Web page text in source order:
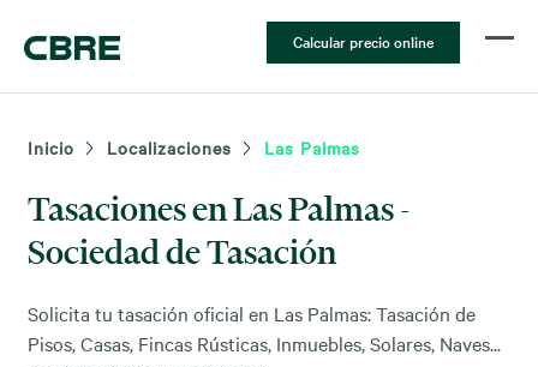
Calcular precio online
Inicio Localizaciones Las Palmas
Tasaciones en Las Palmas -
Sociedad de Tasación
Solicita tu tasación oficial en Las Palmas: Tasación de
Pisos, Casas, Fincas Rústicas, Inmuebles, Solares, Naves...